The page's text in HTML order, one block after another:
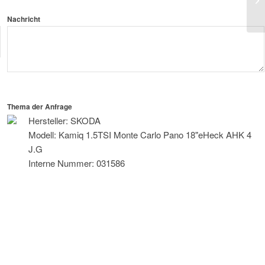
Nachricht
Thema der Anfrage
Hersteller: SKODA
Modell: Kamiq 1.5TSI Monte Carlo Pano 18"eHeck AHK 4
J.G
Interne Nummer: 031586